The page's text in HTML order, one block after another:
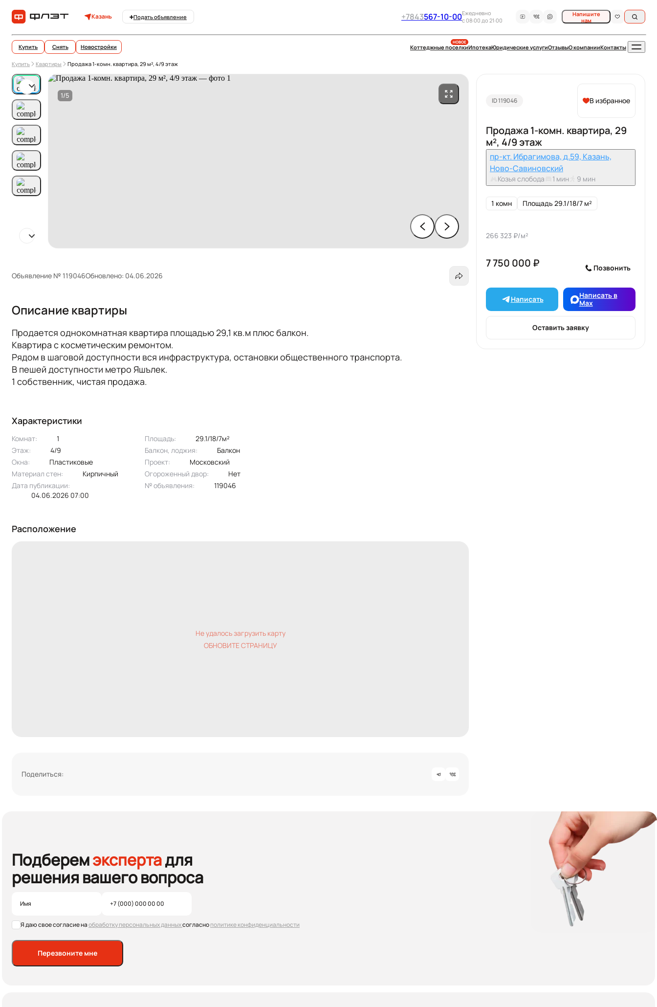
Казань Подать объявление +7843567-10-00Ежедневно
c 08:00 до 21:00
Напишите
нам
Купить Снять Новостройки
НОВОЕ
Коттеджные поселкиИпотекаЮридические услугиОтзывыО компанииКонтакты
Купить Квартиры Продажа 1-комн. квартира, 29 м², 4/9 этаж
1/5
ID 119046 В избранное
Продажа 1-комн. квартира, 29
м², 4/9 этаж
пр-кт. Ибрагимова, д.59, Казань,
Ново-Савиновский
Козья слобода 1 мин 9 мин
1 комн Площадь 29.1/18/7 м²
266 323 ₽/м²
7 750 000 ₽
Написать
Написать в
Max
Оставить заявку
Позвонить
Объявление № 119046Обновлено: 04.06.2026
Описание квартиры
Продается однокомнатная квартира площадью 29,1 кв.м плюс балкон.
Квартира с косметическим ремонтом.
Рядом в шаговой доступности вся инфраструктура, остановки общественного транспорта.
В пешей доступности метро Яшълек.
1 собственник, чистая продажа.
Характеристики
Комнат: 1 Площадь:
29.1/18/7м²
Этаж:
4/9 Балкон, лоджия:
балкон
Окна:
пластиковые Проект:
московский
Материал стен:
Кирпичный Огороженный двор:
Нет
Дата публикации:
04.06.2026 07:00
№ объявления: 119046
Расположение
Не удалось загрузить карту
ОБНОВИТЕ СТРАНИЦУ
Поделиться:
Подберемэкспертадля
решения вашего вопроса
Я даю свое согласие наобработку персональных данныхсогласнополитике конфиденциальности
Перезвоните мне